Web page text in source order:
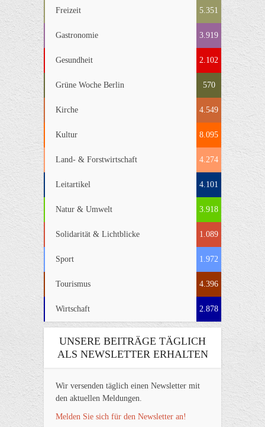
Freizeit 5.351
Gastronomie 3.919
Gesundheit 2.102
Grüne Woche Berlin 570
Kirche 4.549
Kultur 8.095
Land- & Forstwirtschaft 4.274
Leitartikel 4.101
Natur & Umwelt 3.918
Solidarität & Lichtblicke 1.089
Sport 1.972
Tourismus 4.396
Wirtschaft 2.878
UNSERE BEITRÄGE TÄGLICH
ALS NEWSLETTER ERHALTEN
Wir versenden täglich einen Newsletter mit
den aktuellen Meldungen.
Melden Sie sich für den Newsletter an!